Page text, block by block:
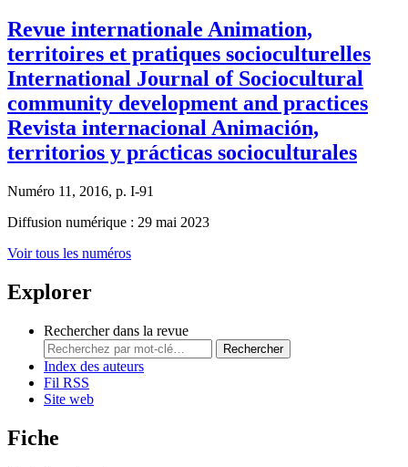
Revue internationale Animation,
territoires et pratiques socioculturelles
International Journal of Sociocultural
community development and practices
Revista internacional Animación,
territorios y prácticas socioculturales
Numéro 11, 2016, p. I-91
Diffusion numérique : 29 mai 2023
Voir tous les numéros
Explorer
Rechercher dans la revue
Rechercher
Index des auteurs
Fil RSS
Site web
Fiche